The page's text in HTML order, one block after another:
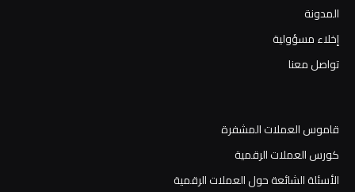
المدونة
إخلاء مسؤولية
تواصل معنا
قاموس العملات المشفرة
كورس العملات الرقمية
الأسئلة الشائعة حول العملات الرقمية